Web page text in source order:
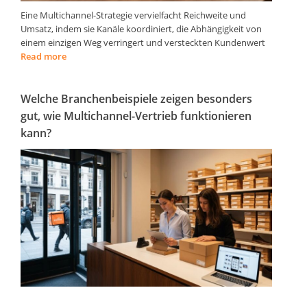
Eine Multichannel-Strategie vervielfacht Reichweite und
Umsatz, indem sie Kanäle koordiniert, die Abhängigkeit von
einem einzigen Weg verringert und versteckten Kundenwert
Read more
Welche Branchenbeispiele zeigen besonders
gut, wie Multichannel-Vertrieb funktionieren
kann?